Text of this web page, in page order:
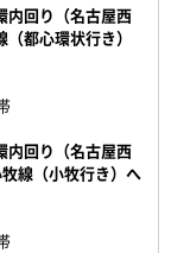
回り（名古屋西
都心環状行き）
回り（名古屋西
線（小牧行き）へ